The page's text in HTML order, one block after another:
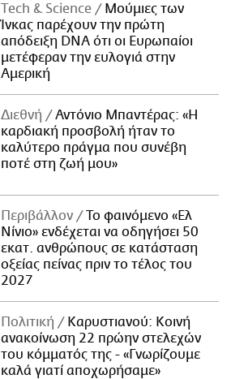
Τech & Science
Μούμιες των
Ίνκας παρέχουν την πρώτη
απόδειξη DNA ότι οι Ευρωπαίοι
μετέφεραν την ευλογιά στην
Αμερική
Διεθνή
Αντόνιο Μπαντέρας: «Η
καρδιακή προσβολή ήταν το
καλύτερο πράγμα που συνέβη
ποτέ στη ζωή μου»
Περιβάλλον
Το φαινόμενο «Ελ
Νίνιο» ενδέχεται να οδηγήσει 50
εκατ. ανθρώπους σε κατάσταση
οξείας πείνας πριν το τέλος του
2027
Πολιτική
Καρυστιανού: Κοινή
ανακοίνωση 22 πρώην στελεχών
του κόμματός της - «Γνωρίζουμε
καλά γιατί αποχωρήσαμε»